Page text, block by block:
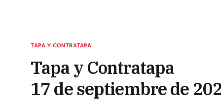
TAPA Y CONTRATAPA
Tapa y Contratapa
17 de septiembre de